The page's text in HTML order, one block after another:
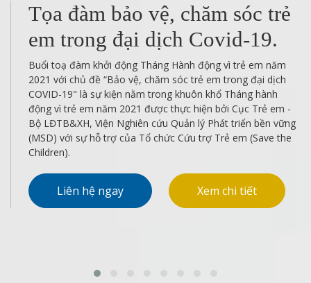
Làm thế nào để có thể bảo vệ
một đứa trẻ sơ sinh đến 1 tuổi
khỏi Covid-19?
Làm cách nào tôi có thể bảo vệ bản thân và những người
khác, đặc biệt là những đứa trẻ khỏi COVID-19? Tôi nên làm
gì nếu con tôi có triệu chứng COVID-19? Có an toàn để đưa
nó đến bác sĩ? Tôi có nên cho con đi xét nghiệm bệnh
coronavirus 2019 (COVID-19) không?
Liên hệ ngay Xem chi tiết